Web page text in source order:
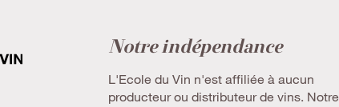
Notre indépendance
L'Ecole du Vin n'est affiliée à aucun
producteur ou distributeur de vins. Notre